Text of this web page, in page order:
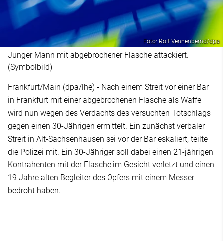
Foto: Rolf Vennenbernd/dpa
Junger Mann mit abgebrochener Flasche attackiert.
(Symbolbild)
Frankfurt/Main (dpa/lhe) - Nach einem Streit vor einer Bar
in Frankfurt mit einer abgebrochenen Flasche als Waffe
wird nun wegen des Verdachts des versuchten Totschlags
gegen einen 30-Jährigen ermittelt. Ein zunächst verbaler
Streit in Alt-Sachsenhausen sei vor der Bar eskaliert, teilte
die Polizei mit. Ein 30-Jähriger soll dabei einen 21-jährigen
Kontrahenten mit der Flasche im Gesicht verletzt und einen
19 Jahre alten Begleiter des Opfers mit einem Messer
bedroht haben.